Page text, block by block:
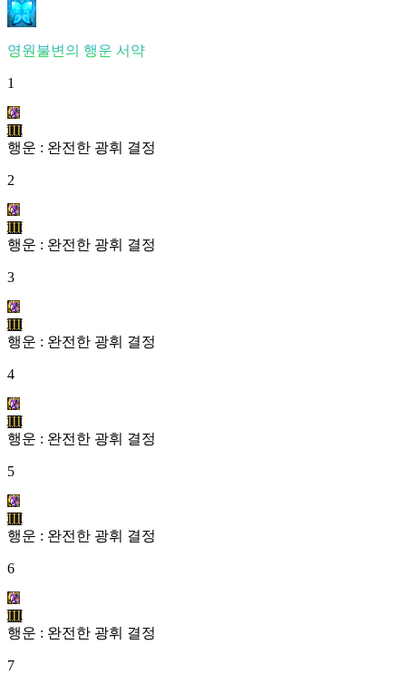
영원불변의 행운 서약
1
III
행운 : 완전한 광휘 결정
2
III
행운 : 완전한 광휘 결정
3
III
행운 : 완전한 광휘 결정
4
III
행운 : 완전한 광휘 결정
5
III
행운 : 완전한 광휘 결정
6
III
행운 : 완전한 광휘 결정
7